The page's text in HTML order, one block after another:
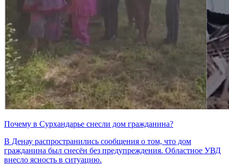
Почему в Сурхандарье снесли дом гражданина?
В Денау распространились сообщения о том, что дом
гражданина был снесён без предупреждения. Областное УВД
внесло ясность в ситуацию.